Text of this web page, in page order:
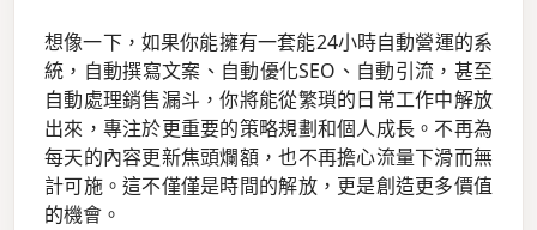
想像一下，如果你能擁有一套能24小時自動營運的系
統，自動撰寫文案、自動優化SEO、自動引流，甚至
自動處理銷售漏斗，你將能從繁瑣的日常工作中解放
出來，專注於更重要的策略規劃和個人成長。不再為
每天的內容更新焦頭爛額，也不再擔心流量下滑而無
計可施。這不僅僅是時間的解放，更是創造更多價值
的機會。